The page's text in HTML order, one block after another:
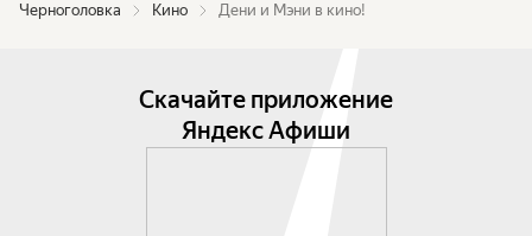
Черноголовка Кино Дени и Мэни в кино!
Скачайте приложение
Яндекс Афиши